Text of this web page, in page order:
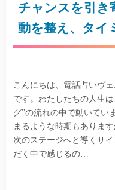
チャンスを引き
動を整え、タイ
こんにちは、電話占いヴ
です。わたしたちの人生
グ”の流れの中で動いてい
まるような時期もありま
次のステージへと導くサ
だく中で感じるの…